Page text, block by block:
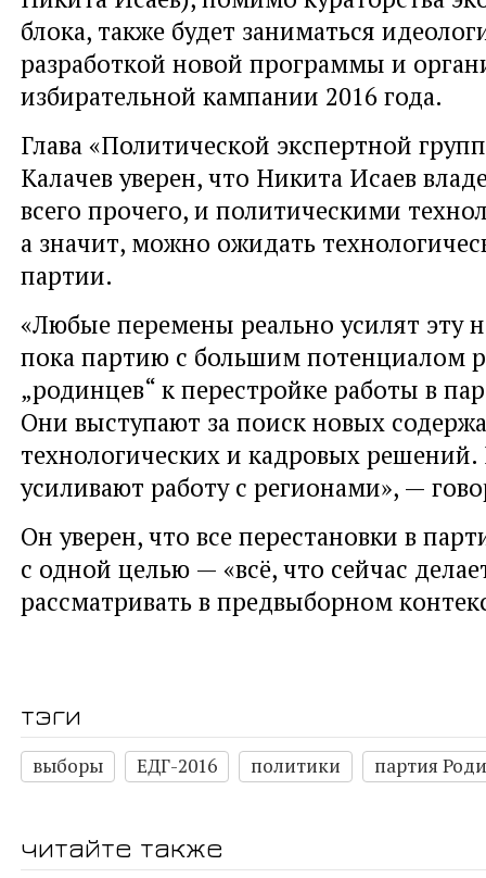
блока, также будет заниматься
разработкой новой программы и
избирательной кампании 2016 года.
Глава «Политической экспертной
Калачев уверен, что Никита Исаев
всего прочего, и политическими
а значит, можно ожидать
партии.
«Любые перемены реально усилят эту
пока партию с большим потенциалом
„родинцев“ к перестройке работы в
Они выступают за поиск новых
технологических и кадровых
усиливают работу с регионами», —
Он уверен, что все перестановки в
с одной целью — «всё, что сейчас
рассматривать в предвыборном
тэги
выборы ЕДГ-2016 политики партия
читайте также